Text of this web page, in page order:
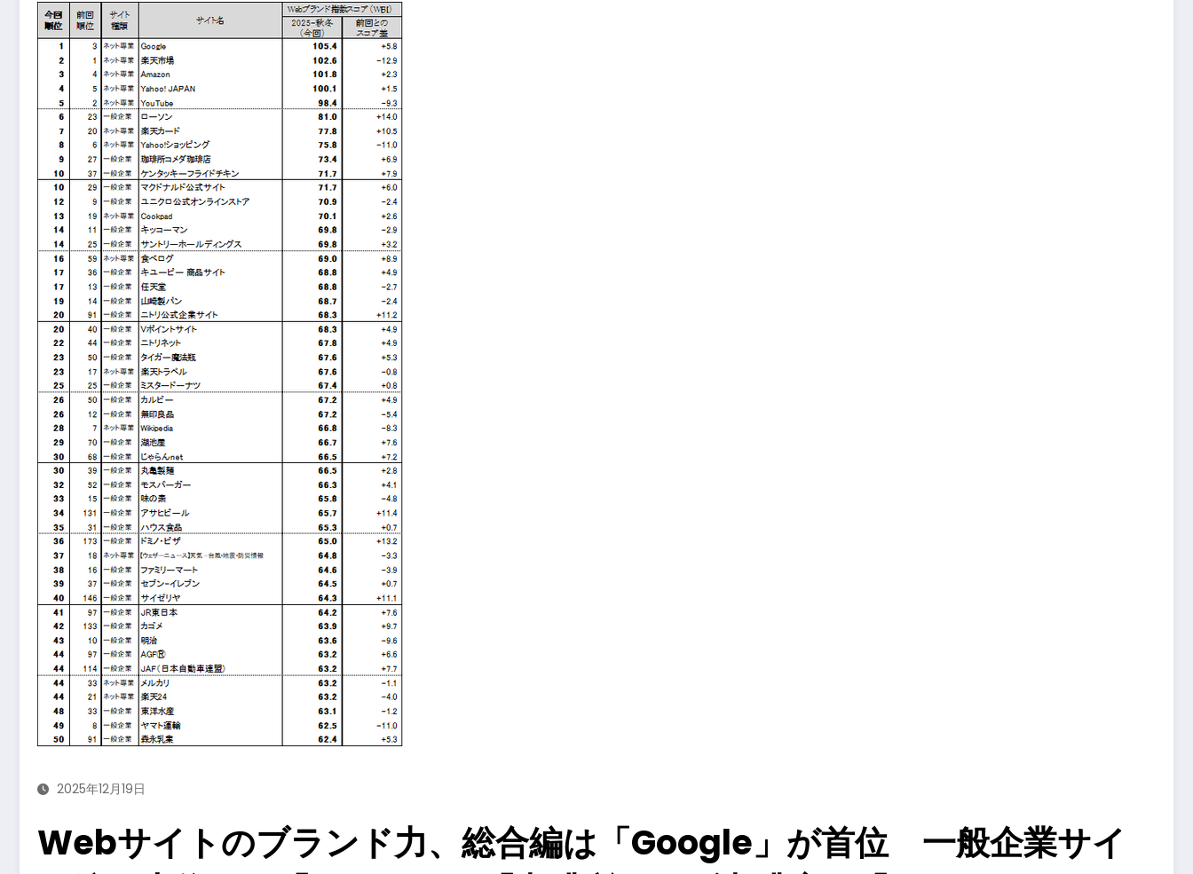
2025年12月19日
Webサイトのブランド力、総合編は「Google」が首位 一般企業サイ